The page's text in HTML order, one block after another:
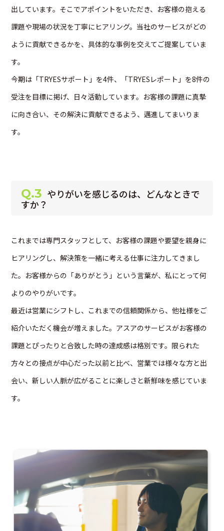
出しています。そこでアポイントをいただき、お客様の抱える
課題や現場の状況を丁寧にヒアリング。当社のサービスがどの
ように貢献できるかを、具体的な事例を交えてご提案していま
す。
今期は「TRYESサポート」を4件、「TRYESレポート」を8件の
受注を目標に掲げ、日々活動しています。お客様の課題に真摯
に向き合い、その解決に貢献できるよう、邁進してまいりま
す。
Q.3 やりがいを感じるのは、どんなときで
すか？
これまでは専門スタッフとして、お客様の課題や要望を親身に
ヒアリングし、解決策を一緒に考える仕事に注力してきまし
た。お客様からの「ありがとう」という言葉が、私にとって何
よりのやりがいです。
最近は営業にシフトし、これまでの信頼関係から、他社様をご
紹介いただく機会が増えました。アスアのサービスがお客様の
課題とぴったりと合致した時の達成感は格別です。限られた
方々との接点が中心だった以前と比べ、営業では様々な方と出
会い、新しい人脈が広がることに楽しさと新鮮味を感じていま
す。